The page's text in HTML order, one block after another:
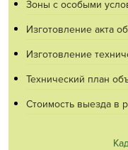
Зоны с особыми
Изготовление акта
Изготовление
Технический план
Стоимость выезда в